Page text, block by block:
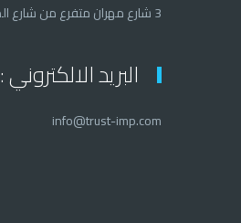
3 شارع مهران متفرع من شارع المساحة – الهرم – الجيزة
البريد الالكتروني :
info@trust-imp.com